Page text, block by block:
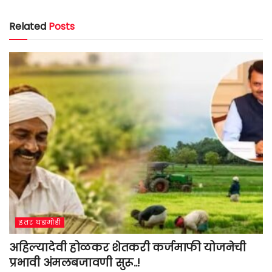
Related Posts
इतर घडामोडी
अहिल्यादेवी होळकर शेतकरी कर्जमाफी योजनेची
प्रभावी अंमलबजावणी सुरू..!